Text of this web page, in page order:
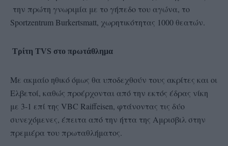
την πρώτη γνωριμία με το γήπεδο του αγώνα, το
Sportzentrum Burkertsmatt, χωρητικότητας 1000 θεατών.
Τρίτη ΤVS στο πρωτάθλημα
Με ακμαίο ηθικό όμως θα υποδεχθούν τους ακρίτες και οι
Ελβετοί, καθώς προέρχονται από την εκτός έδρας νίκη
με 3-1 επί της VBC Raiffeisen, φτάνοντας τις δύο
συνεχόμενες, έπειτα από την ήττα της Αμρισβιλ στην
πρεμιέρα του πρωταθλήματος.